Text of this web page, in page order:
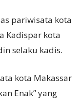
pariwisata kota
Kadispar kota
selaku kadis.
kota Makassar
Enak” yang